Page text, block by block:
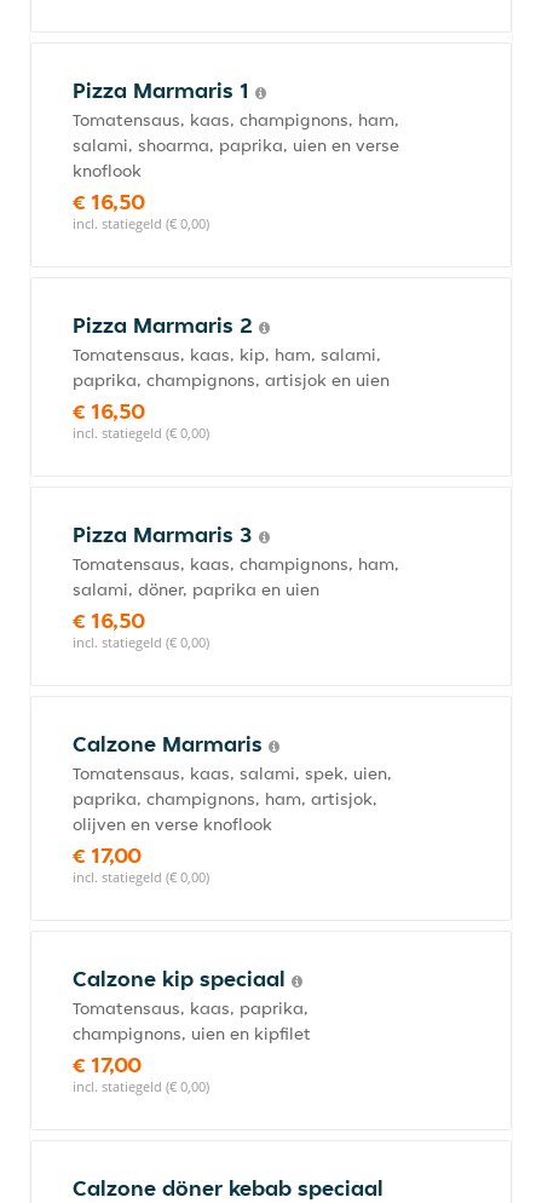
Pizza Marmaris 1
Tomatensaus, kaas, champignons, ham,
salami, shoarma, paprika, uien en verse
knoflook
€ 16,50
incl. statiegeld (€ 0,00)
Pizza Marmaris 2
Tomatensaus, kaas, kip, ham, salami,
paprika, champignons, artisjok en uien
€ 16,50
incl. statiegeld (€ 0,00)
Pizza Marmaris 3
Tomatensaus, kaas, champignons, ham,
salami, döner, paprika en uien
€ 16,50
incl. statiegeld (€ 0,00)
Calzone Marmaris
Tomatensaus, kaas, salami, spek, uien,
paprika, champignons, ham, artisjok,
olijven en verse knoflook
€ 17,00
incl. statiegeld (€ 0,00)
Calzone kip speciaal
Tomatensaus, kaas, paprika,
champignons, uien en kipfilet
€ 17,00
incl. statiegeld (€ 0,00)
Calzone döner kebab speciaal